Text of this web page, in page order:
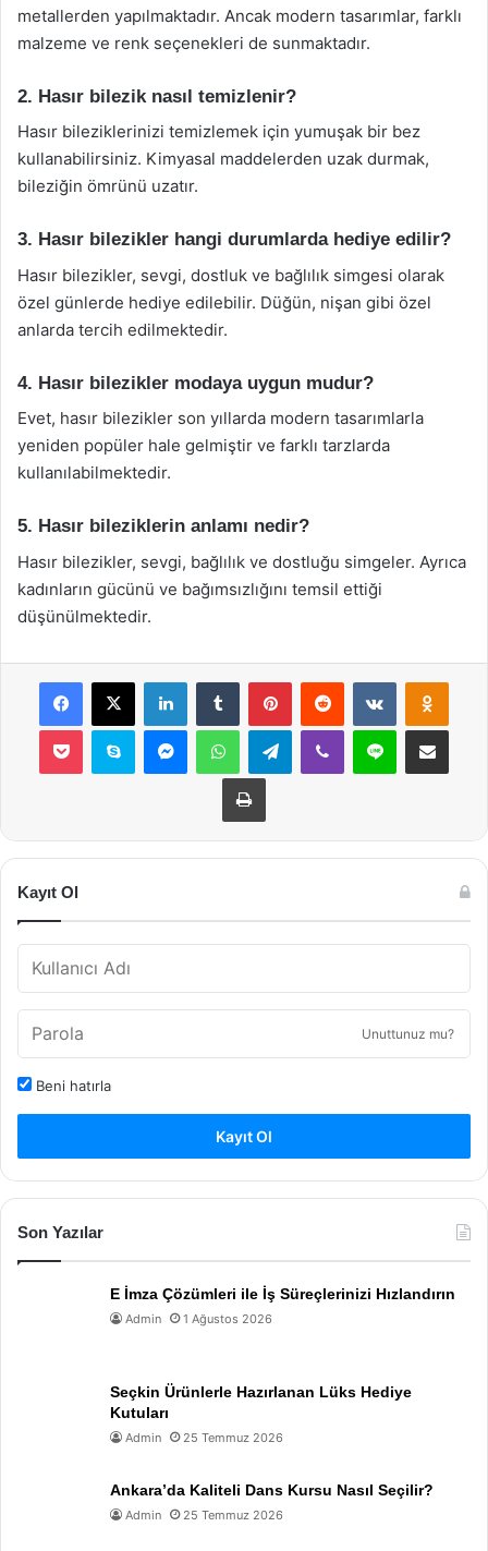
metallerden yapılmaktadır. Ancak modern tasarımlar, farklı
malzeme ve renk seçenekleri de sunmaktadır.
2. Hasır bilezik nasıl temizlenir?
Hasır bileziklerinizi temizlemek için yumuşak bir bez
kullanabilirsiniz. Kimyasal maddelerden uzak durmak,
bileziğin ömrünü uzatır.
3. Hasır bilezikler hangi durumlarda hediye edilir?
Hasır bilezikler, sevgi, dostluk ve bağlılık simgesi olarak
özel günlerde hediye edilebilir. Düğün, nişan gibi özel
anlarda tercih edilmektedir.
4. Hasır bilezikler modaya uygun mudur?
Evet, hasır bilezikler son yıllarda modern tasarımlarla
yeniden popüler hale gelmiştir ve farklı tarzlarda
kullanılabilmektedir.
5. Hasır bileziklerin anlamı nedir?
Hasır bilezikler, sevgi, bağlılık ve dostluğu simgeler. Ayrıca
kadınların gücünü ve bağımsızlığını temsil ettiği
düşünülmektedir.
Facebook
X LinkedInTumblr PinterestReddit VKontakte
Pocket Skype MessengerWhatsAppTelegramViber Line E-Posta ile
Yazdır
Kayıt Ol
Unuttunuz mu?
Beni hatırla
Kayıt Ol
Son Yazılar
E İmza Çözümleri ile İş Süreçlerinizi Hızlandırın
Admin 1 Ağustos 2026
Seçkin Ürünlerle Hazırlanan Lüks Hediye
Kutuları
Admin 25 Temmuz 2026
Ankara’da Kaliteli Dans Kursu Nasıl Seçilir?
Admin 25 Temmuz 2026